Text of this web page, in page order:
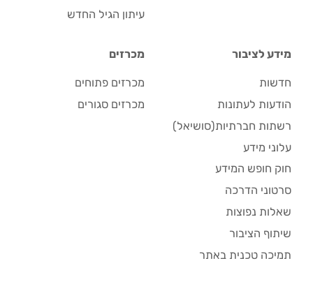
עיתון הגיל החדש
מידע לציבור
חדשות
הודעות לעתונות
רשתות חברתיות(סושיאל)
עלוני מידע
חוק חופש המידע
סרטוני הדרכה
שאלות נפוצות
שיתוף הציבור
תמיכה טכנית באתר
מכרזים
מכרזים פתוחים
מכרזים סגורים